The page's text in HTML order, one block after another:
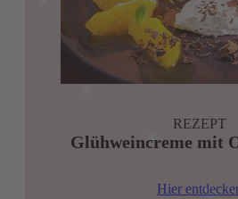
REZEPT
Glühweincreme mit
Hier